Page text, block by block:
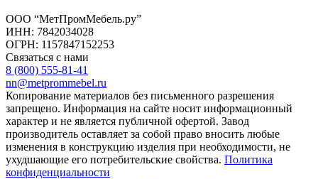
ООО “МетПромМебель.ру”
ИНН: 7842034028
ОГРН: 1157847152253
Связаться с нами
8 (800) 555-81-41
nn@metprommebel.ru
Копирование материалов без письменного разрешения
запрещено. Информация на сайте носит информационный
характер и не является публичной офертой. Завод
производитель оставляет за собой право вносить любые
изменения в конструкцию изделия при необходимости, не
ухудшающие его потребительские свойства. Политика
конфиденциальности